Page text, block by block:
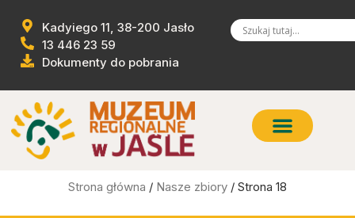
Kadyiego 11, 38-200 Jasło
13 446 23 59
Dokumenty do pobrania
Strona główna / Nasze zbiory / Strona 18